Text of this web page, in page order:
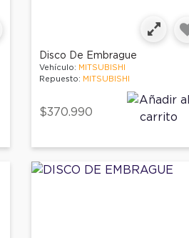
Disco De Embrague
Vehículo: MITSUBISHI
Repuesto: MITSUBISHI
$370.990